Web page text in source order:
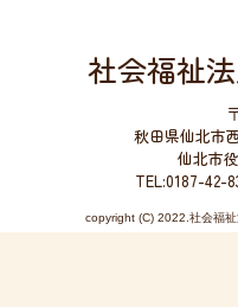
社会福祉
秋田県仙北市
仙北市
TEL:0187-42-
copyright (C) 2022.社会福